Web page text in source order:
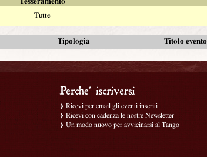
Tutte
Tipologia Titolo evento
Ricevi per email gli eventi inseriti
Ricevi con cadenza le nostre Newsletter
Un modo nuovo per avvicinarsi al Tango